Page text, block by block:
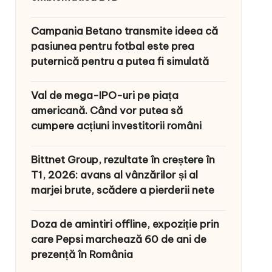
Campania Betano transmite ideea că
pasiunea pentru fotbal este prea
puternică pentru a putea fi simulată
Val de mega-IPO-uri pe piața
americană. Când vor putea să
cumpere acțiuni investitorii români
Bittnet Group, rezultate în creștere în
T1, 2026: avans al vânzărilor și al
marjei brute, scădere a pierderii nete
Doza de amintiri offline, expoziție prin
care Pepsi marchează 60 de ani de
prezență în România